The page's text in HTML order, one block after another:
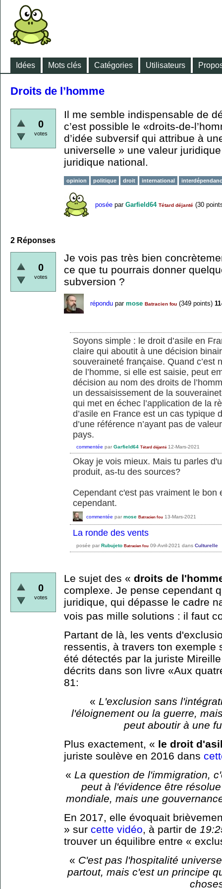
Idées Mots clés Catégories Utilisateurs
Droits de l’homme
0
votes
Il me semble indispensable de
c’est possible le «droits-de-
d’idée subversif qui attribue à
universelle » une valeur
juridique national.
opinion politique droit international
posée par Garfield64 Tétard déjanté (30
2 Réponses
0
votes
Je vois pas très bien
ce que tu pourrais donner
subversion ?
répondu par mose Batracien fou (349 points)
Soyons simple : le droit d’asile en
claire qui aboutit à une décision
souveraineté française. Quand c’est
de l’homme, si elle est saisie, peut
décision au nom des droits de
un dessaisissement de la
qui met en échec l’application de la
d’asile en France est un cas typique
d’une référence n’ayant pas de
pays.
commentée par Garfield64 Tétard déjanté 12-Mars-2021
Okay je vois mieux. Mais tu parles
produit, as-tu des sources?
Cependant c'est pas vraiment le
cependant.
commentée par mose Batracien fou 13-Mars-2021
La ronde des vents
posée par Rubujeto Batracien fou 09-Avril-2021 dans Culturelle
0
votes
Le sujet des « droits de
complexe. Je pense cependant
juridique, qui dépasse le cadre
vois pas mille solutions : il faut
Partant de là, les vents
ressentis, à travers ton exemple
été détectés par la juriste
décrits dans son livre «Aux
81:
« L'exclusion sans
l'éloignement ou la guerre,
peut aboutir à une
Plus exactement, « le droit
juriste soulève en 2016 dans
« La question de l'immigration,
peut à l'évidence être
mondiale, mais une
En 2017, elle évoquait
» sur cette vidéo, à partir de
trouver un équilibre entre «
« C'est pas l'hospitalité
partout, mais c'est un principe